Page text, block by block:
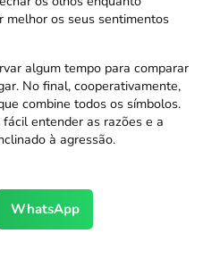
melhor os seus sentimentos
algum tempo para comparar
No final, cooperativamente,
combine todos os símbolos.
entender as razões e a
à agressão.
WhatsApp